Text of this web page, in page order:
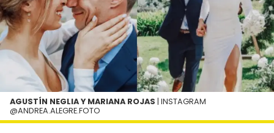
AGUSTÍN NEGLIA Y MARIANA ROJAS | INSTAGRAM
@ANDREA.ALEGRE.FOTO